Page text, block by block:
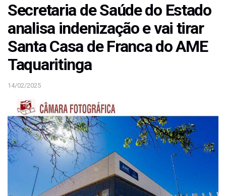
Secretaria de Saúde do Estado
analisa indenização e vai tirar
Santa Casa de Franca do AME
Taquaritinga
14/02/2025